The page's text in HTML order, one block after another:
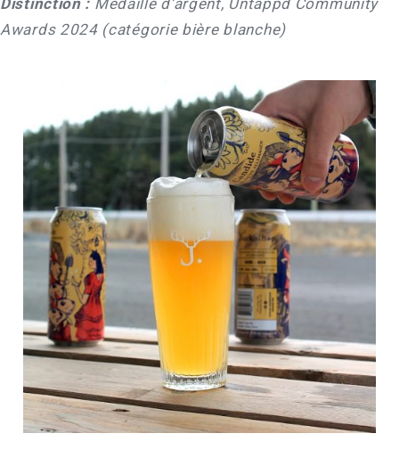
Awards 2024 (catégorie bière blanche)